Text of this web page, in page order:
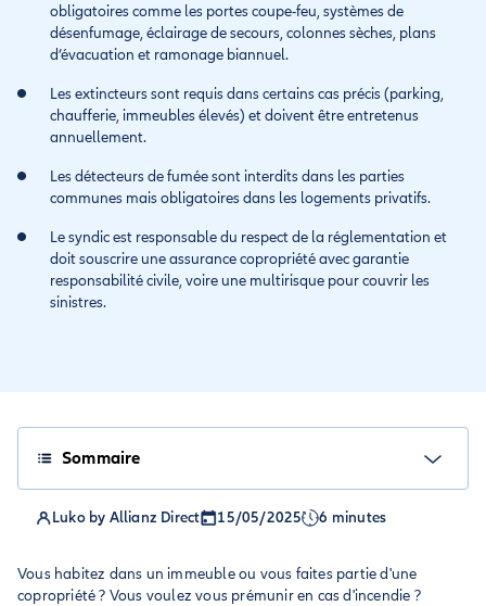
obligatoires comme les portes coupe-feu, systèmes de
désenfumage, éclairage de secours, colonnes sèches, plans
d’évacuation et ramonage biannuel.
Les extincteurs sont requis dans certains cas précis (parking,
chaufferie, immeubles élevés) et doivent être entretenus
annuellement.
Les détecteurs de fumée sont interdits dans les parties
communes mais obligatoires dans les logements privatifs.
Le syndic est responsable du respect de la réglementation et
doit souscrire une assurance copropriété avec garantie
responsabilité civile, voire une multirisque pour couvrir les
sinistres.
Sommaire
Luko by Allianz Direct 15/05/2025 6 minutes
Vous habitez dans un immeuble ou vous faites partie d'une
copropriété ? Vous voulez vous prémunir en cas d'incendie ?